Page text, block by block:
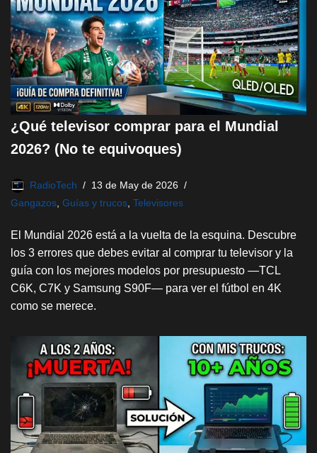
¿Qué televisor comprar para el Mundial
2026? (No te equivoques)
RadioTech
13 de May de 2026
Gangazos Guías y trucos Televisores
El Mundial 2026 está a la vuelta de la esquina. Descubre
los 3 errores que debes evitar al comprar tu televisor y la
guía con los mejores modelos por presupuesto —TCL
C6K, C7K y Samsung S90F— para ver el fútbol en 4K
como se merece.